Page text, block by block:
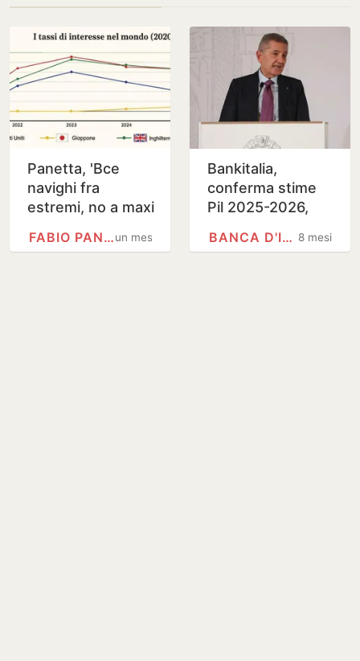
Panetta, 'Bce
navighi fra
estremi, no a maxi
come nel 2022'un mese
FABIO PANETTA
Bankitalia,
conferma stime
Pil 2025-2026,
8 mesi
BANCA D'ITALIA